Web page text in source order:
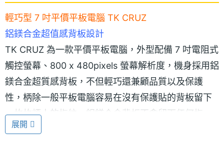
輕巧型 7 吋平價平板電腦 TK CRUZ
鋁鎂合金超值感背板設計
TK CRUZ 為一款平價平板電腦，外型配備 7 吋電阻式
觸控螢幕、800 x 480pixels 螢幕解析度，機身採用鋁
鎂合金超質感背板，不但輕巧還兼顧品質以及保護
性，柄除一般平板電腦容易在沒有保護貼的背板留下
一枚枚煩人的指紋，鋁鎂合金背板不會留下任何指
紋，並且堅固輕盈於生活品旅遊上是最適合外出攜帶
展開